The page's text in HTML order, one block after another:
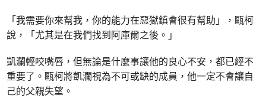
「我需要你來幫我，你的能力在惡獄鎮會很有幫助」，甌柯
說，「尤其是在我們找到阿庫爾之後。」
凱瀾輕咬嘴唇，但無論是什麼事讓他的良心不安，都已經不
重要了。甌柯將凱瀾視為不可或缺的成員，他一定不會讓自
己的父親失望。